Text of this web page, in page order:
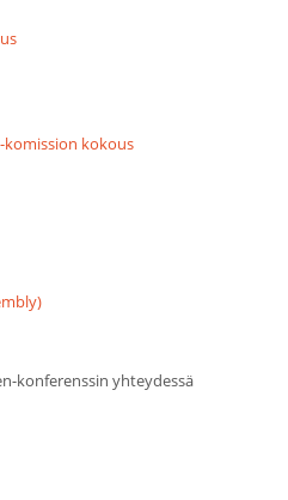
kokous
konferenssin yhteydessä